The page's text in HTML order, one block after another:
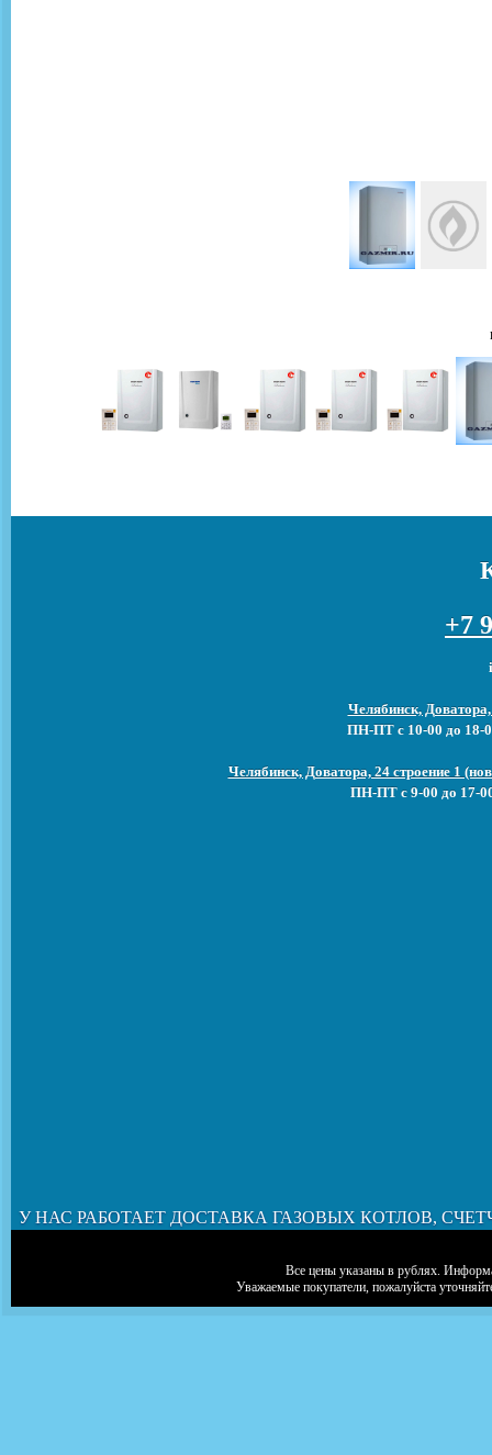
+7
Челябинск,
ПН-ПТ с 10-00 до 18-
Челябинск, Доватора, 24 строение 1
ПН-ПТ с 9-00 до 17-
У НАС РАБОТАЕТ ДОСТАВКА ГАЗОВЫХ КОТЛОВ,
Все цены указаны в рублях.
Уважаемые покупатели, пожалуйста